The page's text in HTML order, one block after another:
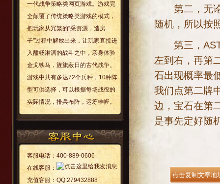
一代战争策略类网页游戏。游戏完
全颠覆了传统策略类游戏的模式，
把玩家从冗繁的“采资源，造房
子”过程中解放出来，让玩家直接进
入酣畅淋漓的战斗之中，亲身体验
金戈铁马，旌旗蔽日的古代战争。
游戏中共有多达72个兵种，10种阵
型可供选择，可以根据每场战役的
实际情况，排兵布阵，运筹帷幄。
客服电话： 400-889-0606
在线客服：
充值客服： QQ:279432888
第二，无论
随机，所以按
第三，AST
左到右，再第
石出现概率最
我们点第二牌
边，宝石在第
是事先定好随